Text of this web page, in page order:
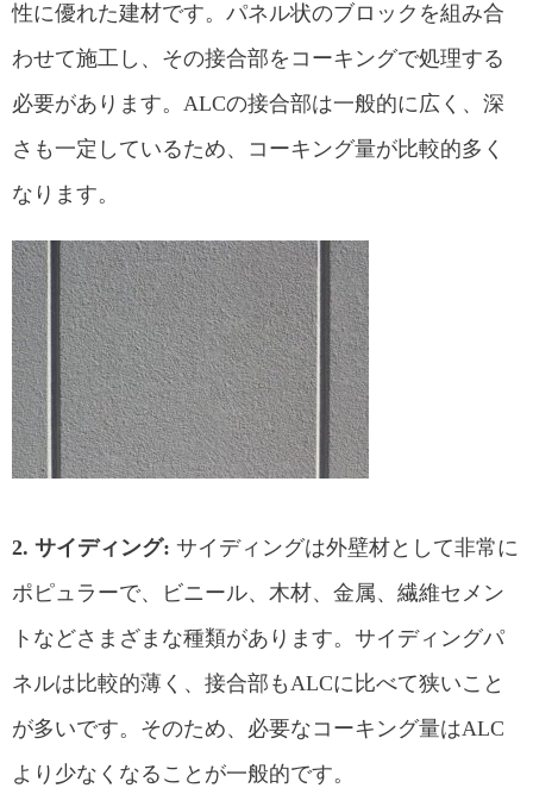
性に優れた建材です。パネル状のブロックを組み合
わせて施工し、その接合部をコーキングで処理する
必要があります。ALCの接合部は一般的に広く、深
さも一定しているため、コーキング量が比較的多く
なります。
2. サイディング: サイディングは外壁材として非常に
ポピュラーで、ビニール、木材、金属、繊維セメン
トなどさまざまな種類があります。サイディングパ
ネルは比較的薄く、接合部もALCに比べて狭いこと
が多いです。そのため、必要なコーキング量はALC
より少なくなることが一般的です。